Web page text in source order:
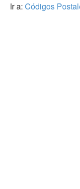
Ir a: Códigos